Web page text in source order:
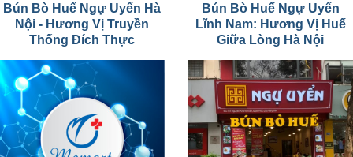
Bún Bò Huế Ngự Uyển Hà
Nội - Hương Vị Truyền
Thống Đích Thực
Bún Bò Huế Ngự Uyển
Lĩnh Nam: Hương Vị Huế
Giữa Lòng Hà Nội